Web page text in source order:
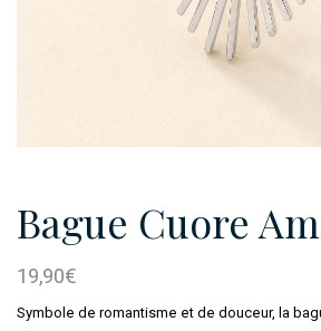
Bague Cuore
19,90€
Symbole de romantisme et de douceur, la